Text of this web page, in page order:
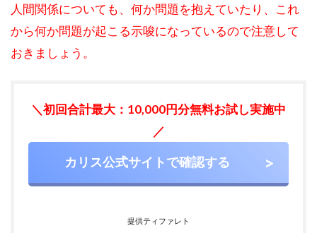
人間関係についても、何か問題を抱えていたり、これ
から何か問題が起こる示唆になっているので注意して
おきましょう。
＼初回合計最大：10,000円分無料お試し実施中
／
カリス公式サイトで確認する
提供ティファレト